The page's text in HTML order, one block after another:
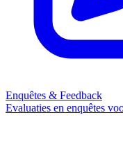
Enquêtes & Feedback
Evaluaties en enquêtes